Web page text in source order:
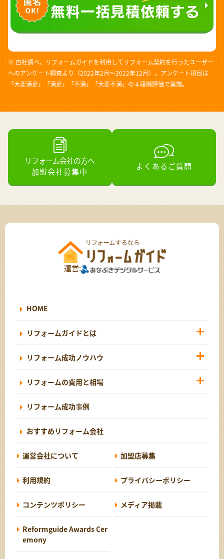
※ 自社調べ。リフォームガイドを利用してリフォーム契約を行ったユーザー
へのアンケート調査より（2022年2月～2022年12月）。アンケート項目は
「大変満足」「満足」「不満」「大変不満」の４段階評価で実施。
リフォーム会社の方へ
加盟会社募集中
よくあるご質問
運営:
HOME
リフォームガイドとは
リフォーム成功ノウハウ
リフォームの費用と相場
リフォーム成功事例
おすすめリフォーム会社
運営会社について 加盟店募集
利用規約 プライバシーポリシー
コンテンツポリシー メディア掲載
Reformguide Awards Cer
emony